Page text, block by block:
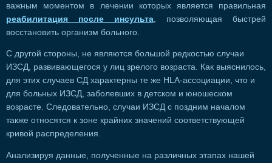
важным моментом в лечении которых является правильная
реабилитация после инсульта , позволяющая быстрей
восстановить организм больного.
С другой стороны, не являются большой редкостью случаи
ИЗСД, развивающегося у лиц зрелого возраста. Как выяснилось,
для этих случаев СД характерны те же HLA-ассоциации, что и
для больных ИЗСД, заболевших в детском и юношеском
возрасте. Следовательно, случаи ИЗСД с поздним началом
также относятся к зоне крайних значений соответствующей
кривой распределения.
Анализируя данные, полученные на различных этапах нашей